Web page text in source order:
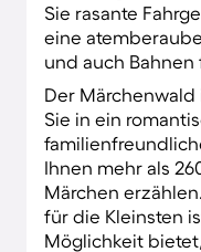
Sie rasante
eine
und auch Bahnen
Der
Sie in ein
Ihnen mehr als
Märchen
für die Kleinsten
Möglichkeit